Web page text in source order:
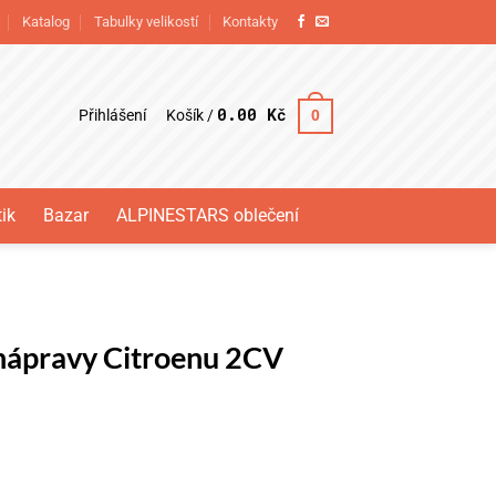
Katalog Tabulky velikostí Kontakty
Přihlášení Košík / 0.00 Kč 0
Bazar ALPINESTARS oblečení
Citroenu 2CV
2CV množství